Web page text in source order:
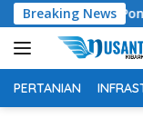
Langsung
ke
konten
Breaking News
Pondok
PERTANIAN